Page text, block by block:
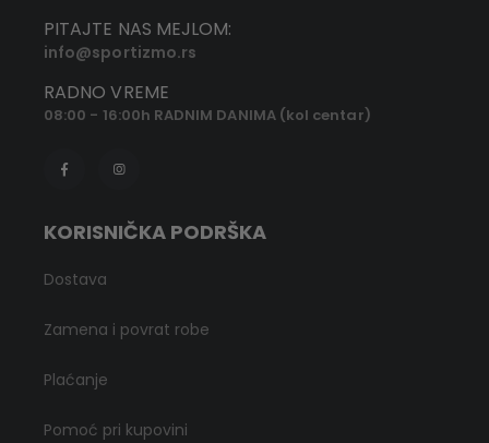
PITAJTE NAS MEJLOM:
info@sportizmo.rs
RADNO VREME
08:00 - 16:00h RADNIM DANIMA (kol centar)
KORISNIČKA PODRŠKA
Dostava
Zamena i povrat robe
Plaćanje
Pomoć pri kupovini